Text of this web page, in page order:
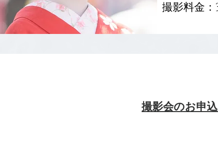
撮影料金
撮影会のお申